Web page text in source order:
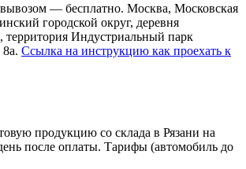
— бесплатно. Москва, Московская
городской округ, деревня
территория Индустриальный парк
Ссылка на инструкцию как проехать к
продукцию со склада в Рязани на
после оплаты. Тарифы (автомобиль до